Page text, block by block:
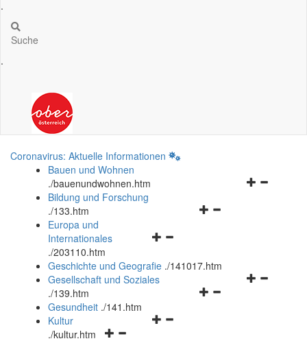
.
Suche
.
Coronavirus: Aktuelle Informationen
Bauen und Wohnen
./bauenundwohnen.htm
Navigationsmenü
Bildung und Forschung
./133.htm
Navigationsmenü
und
schließen
Europa und
Internationales
./203110.htm
Geschichte und Geografie ./141017.htm
Navigationsmenü
Gesellschaft und Soziales
./139.htm
Navigationsmenü
Gesundheit ./141.htm
Navigationsmenü
Kultur
./kultur.htm